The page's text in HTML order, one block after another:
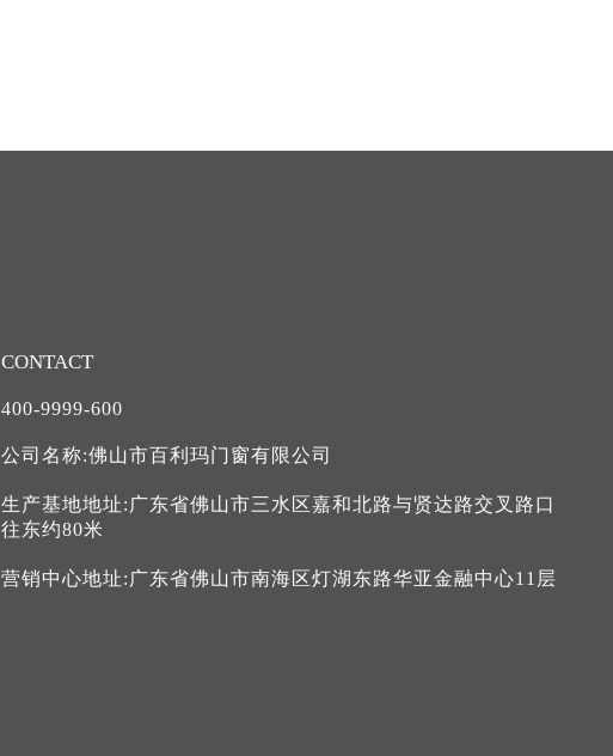
CONTACT
400-9999-600
公司名称:佛山市百利玛门窗有限公司
生产基地地址:广东省佛山市三水区嘉和北路与贤达路交叉路口
往东约80米
营销中心地址:广东省佛山市南海区灯湖东路华亚金融中心11层